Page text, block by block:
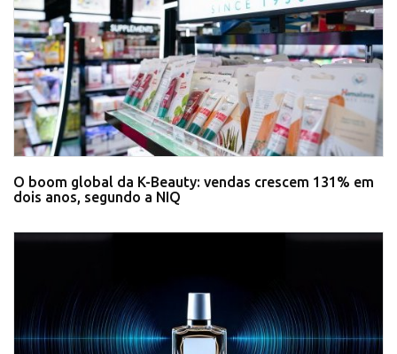
O boom global da K-Beauty: vendas crescem 131% em
dois anos, segundo a NIQ